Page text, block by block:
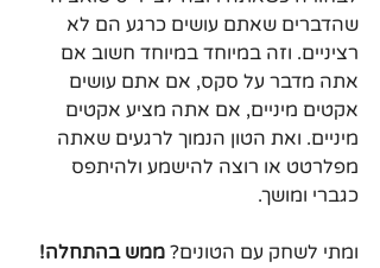
שהדברים שאתם עושים כרגע הם לא
רציניים. וזה במיוחד במיוחד חשוב אם
אתה מדבר על סקס, אם אתם עושים
אקטים מיניים, אם אתה מציע אקטים
מיניים. ואת הטון הנמוך לרגעים שאתה
מפלרטט או רוצה להישמע ולהיתפס
כגברי ומושך.
ומתי לשחק עם הטונים? ממש בהתחלה!